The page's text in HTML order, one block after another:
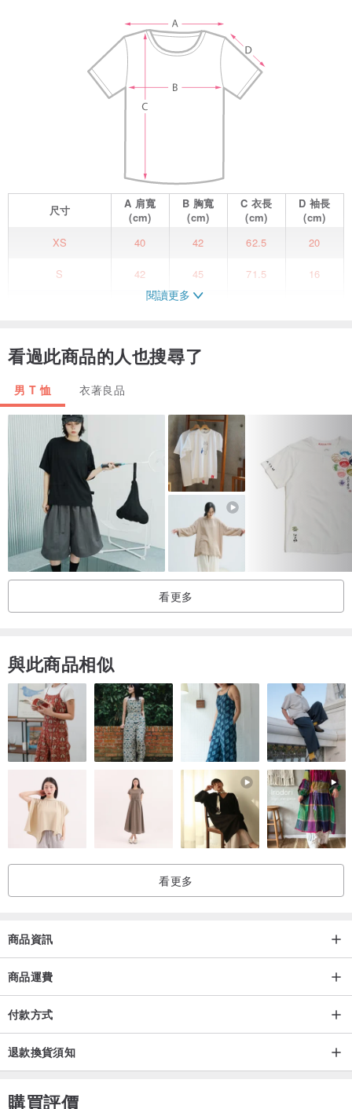
尺寸 A 肩寬
(cm)
B 胸寬
(cm)
C衣長
(cm)
D袖長
(cm)
XS
40 42 62.5 20
S 42 45 71.5 16
47.5
XL 57 60
復古、懷舊、台灣味！
以交通號誌為概念，
現在的人們為了生活，
都將工作擺在第一，
其目的當然就是為了往上爬(箭頭朝上)，
卻忘了凡事還是要慢慢來，
RELAX！RELAX！RELAX！
一步一腳印，
世界上還有更多值得我們關心的人事物喔！
男女可穿
女生穿搭
Model身材參考☆身高/體重/穿著尺寸☆
女生 158cm / 49kg / M號 (oversize)
男生 174cm / 74kg / M號
T恤採用進口 100% 純美國棉T，預縮處理面料
此款式尺寸略大，偏美國版型，下方附上尺寸表供參考。
★使用及保養方式
建議手洗洗滌時最高水溫攝氏三十度 不可漂白 不可烘乾 不可乾洗
清熨燙溫度不超過120度 宜吊掛晾乾
下單務必註明需要的尺寸( XS/S/M/L/XL )
閱讀更多
看過此商品的人也搜尋了
男 T 恤 衣著良品
看更多
與此商品相似
看更多
商品資訊
商品運費
付款方式
退款換貨須知
購買評價